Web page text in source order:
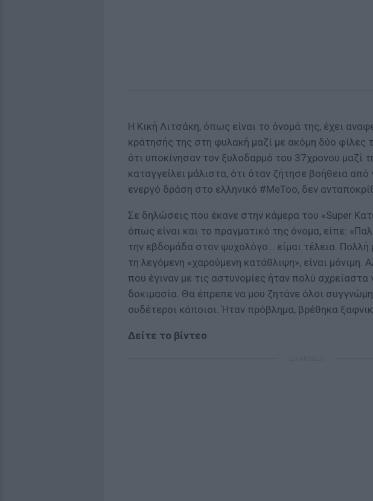
Η Κική Λιτσάκη, όπως είναι το όνομά της, έχει
κράτησής της στη φυλακή μαζί με ακόμη δύο φίλες
ότι υποκίνησαν τον ξυλοδαρμό του 37χρονου μαζί
καταγγείλει μάλιστα, ότι όταν ζήτησε βοήθεια από
ενεργό δράση στο ελληνικό #MeToo, δεν
Σε δηλώσεις που έκανε στην κάμερα του «Super
όπως είναι και το πραγματικό της όνομα, είπε:
την εβδομάδα στον ψυχολόγο… είμαι τέλεια. Πολλή
τη λεγόμενη «χαρούμενη κατάθλιψη», είναι μόνιμη.
που έγιναν με τις αστυνομίες ήταν πολύ αχρείαστα
δοκιμασία. Θα έπρεπε να μου ζητάνε όλοι
ουδέτεροι κάποιοι. Ήταν πρόβλημα, βρέθηκα
Δείτε το βίντεο